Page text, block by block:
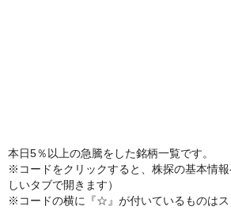
本日5％以上の急騰をした銘柄一覧です。
※コードをクリックすると、株探の基本情
しいタブで開きます）
※コードの横に『☆』が付いているものはス